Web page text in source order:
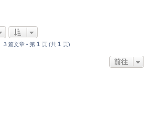
3 篇文章 • 第 1 頁 (共 1 頁)
前往